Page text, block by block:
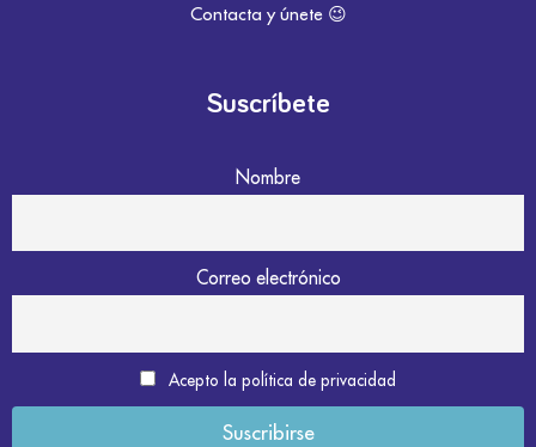
Contacta y únete 😉
Suscríbete
Nombre
Correo electrónico
Acepto la política de privacidad